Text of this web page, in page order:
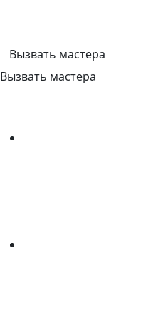
Вызвать мастера
Вызвать мастера